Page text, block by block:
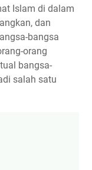
Islam di dalam
dan
bangsa
orang
bangsa-
salah satu